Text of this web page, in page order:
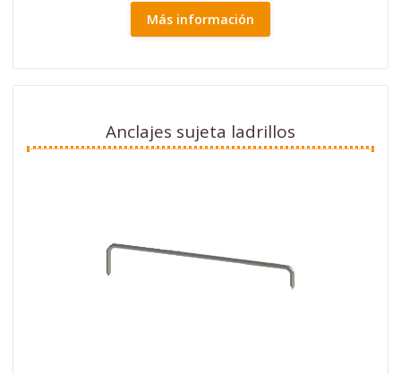
Más información
Anclajes sujeta ladrillos